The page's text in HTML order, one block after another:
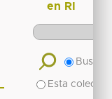
en RI
Buscar
Esta